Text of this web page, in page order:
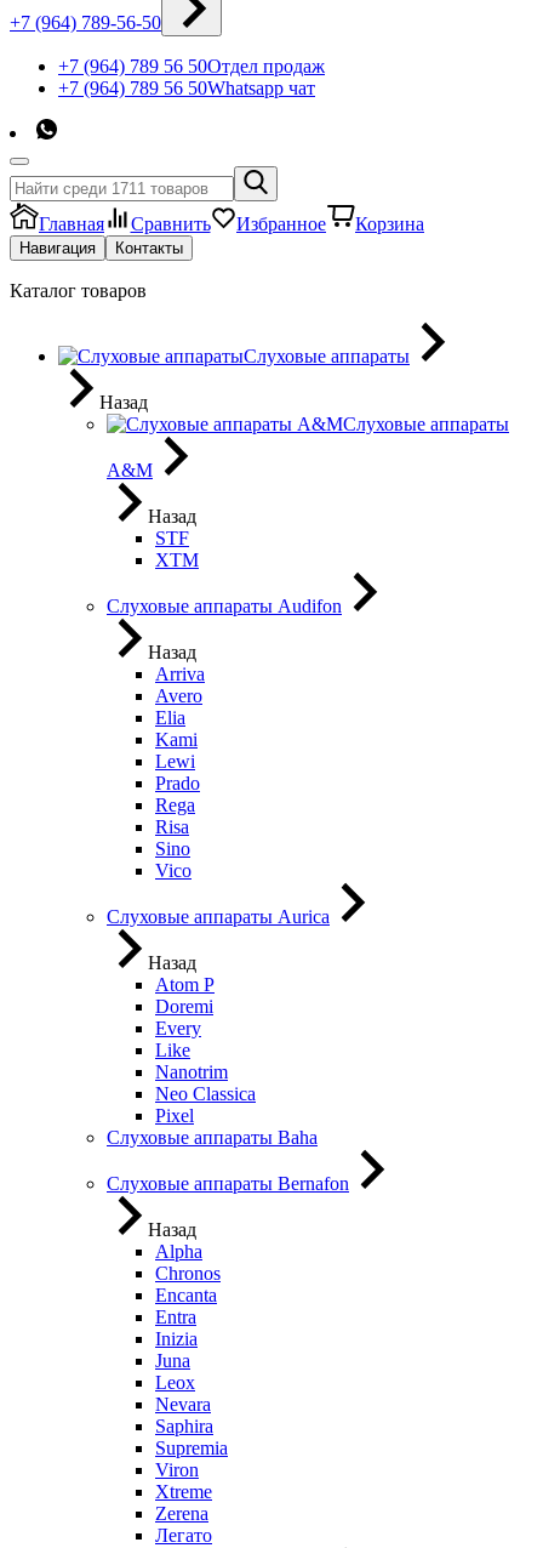
+7 (964) 789-56-50
+7 (964) 789 56 50Отдел продаж
+7 (964) 789 56 50Whatsapp чат
Главная Сравнить Избранное Корзина
Навигация Контакты
Каталог товаров
Слуховые аппараты
Назад
Слуховые аппараты
A&M
Назад
STF
XTM
Слуховые аппараты Audifon
Назад
Arriva
Avero
Elia
Kami
Lewi
Prado
Rega
Risa
Sino
Vico
Слуховые аппараты Aurica
Назад
Atom P
Doremi
Every
Like
Nanotrim
Neo Classica
Pixel
Слуховые аппараты Baha
Слуховые аппараты Bernafon
Назад
Alpha
Chronos
Encanta
Entra
Inizia
Juna
Leox
Nevara
Saphira
Supremia
Viron
Xtreme
Zerena
Легато